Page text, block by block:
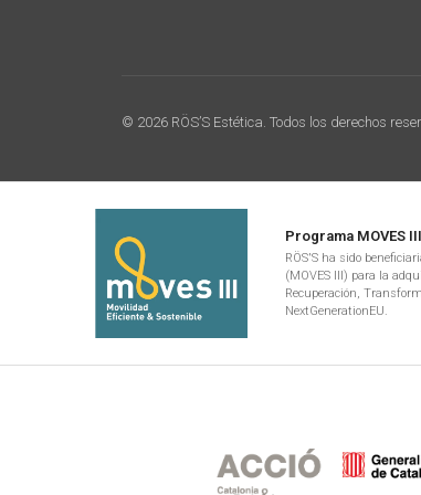
© 2026 RÖS’S Estética. Todos los derechos
Programa MOVES III
RÖS'S ha sido
(MOVES III) para la
Recuperación,
NextGenerationEU.